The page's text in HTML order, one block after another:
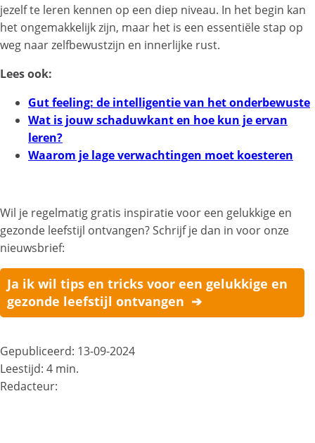
jezelf te leren kennen op een diep niveau. In het begin kan
het ongemakkelijk zijn, maar het is een essentiële stap op
weg naar zelfbewustzijn en innerlijke rust.
Lees ook:
Gut feeling: de intelligentie van het onderbewuste
Wat is jouw schaduwkant en hoe kun je ervan
leren?
Waarom je lage verwachtingen moet koesteren
Wil je regelmatig gratis inspiratie voor een gelukkige en
gezonde leefstijl ontvangen? Schrijf je dan in voor onze
nieuwsbrief:
Ja ik wil tips en tricks voor een gelukkige en
gezonde leefstijl ontvangen ➔
Gepubliceerd: 13-09-2024
Leestijd: 4 min.
Redacteur: